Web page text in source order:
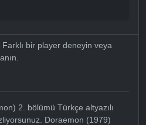
bir player deneyin veya
2. bölümü Türkçe altyazılı
Doraemon (1979)